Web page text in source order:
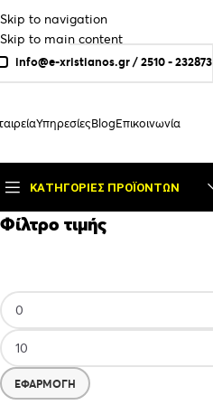
Skip to navigation
Skip to main content
info@e-xristianos.gr/2510 - 232873
ΥπηρεσίεςBlogΕπικοινωνία
ΚΑΤΗΓΟΡΊΕΣ ΠΡΟΪΌΝΤΩΝ
Φίλτρο τιμής
ΕΦΑΡΜΟΓΉ